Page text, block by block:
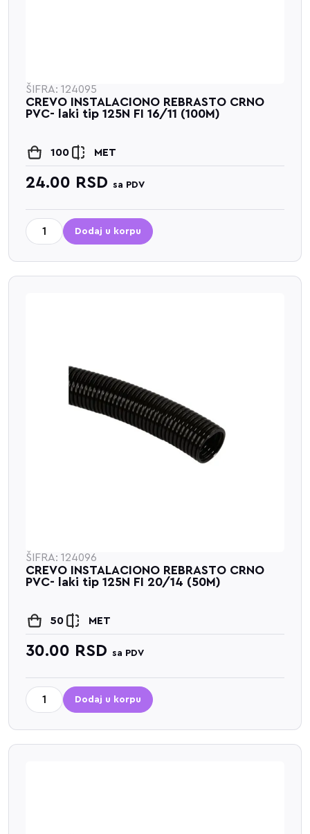
ŠIFRA: 124095
CREVO INSTALACIONO REBRASTO CRNO
PVC- laki tip 125N FI 16/11 (100M)
100 MET
24.00 RSD sa PDV
Dodaj u korpu
ŠIFRA: 124096
CREVO INSTALACIONO REBRASTO CRNO
PVC- laki tip 125N FI 20/14 (50M)
50 MET
30.00 RSD sa PDV
Dodaj u korpu